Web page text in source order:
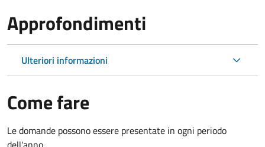
Approfondimenti
Ulteriori informazioni
Come fare
Le domande possono essere presentate in ogni periodo